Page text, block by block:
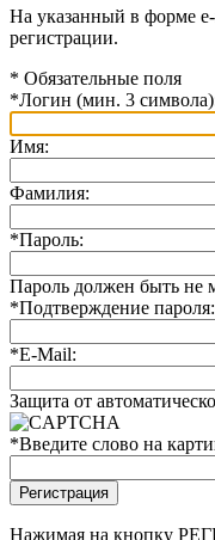
На указанный в форме
регистрации.
* Обязательные поля
*Логин (мин. 3
Имя:
Фамилия:
*Пароль:
Пароль должен быть не
*Подтверждение пароля:
*E-Mail:
Защита от
*Введите слово на
Нажимая на кнопку